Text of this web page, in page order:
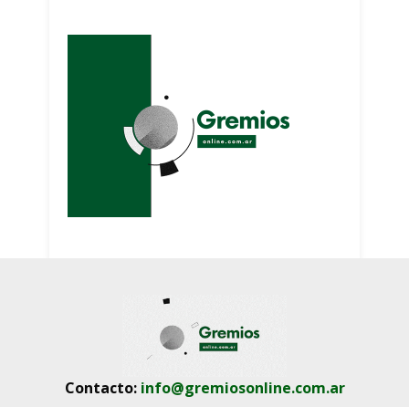
Contacto: info@gremiosonline.com.ar